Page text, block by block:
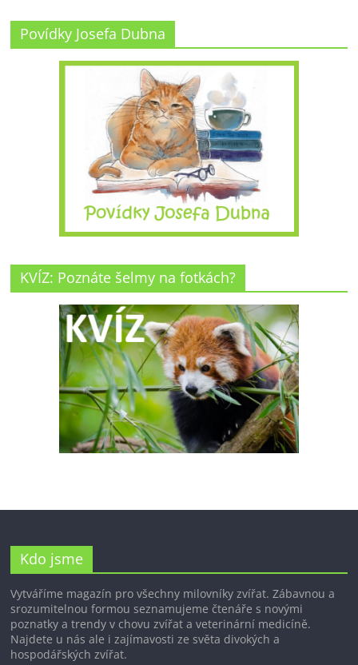
Povídky Josefa Dubna
KVÍZ: Poznáte šelmy na fotkách?
Kdo jsme
Vytváříme magazín pro všechny milovníky zvířat. Zábavnou a
srozumitelnou formou seznamujeme čtenáře s novými
poznatky a trendy v chovu zvířat a veterinární medicíně.
Najdete u nás ale i zajímavosti ze světa divokých a
hospodářských zvířat.